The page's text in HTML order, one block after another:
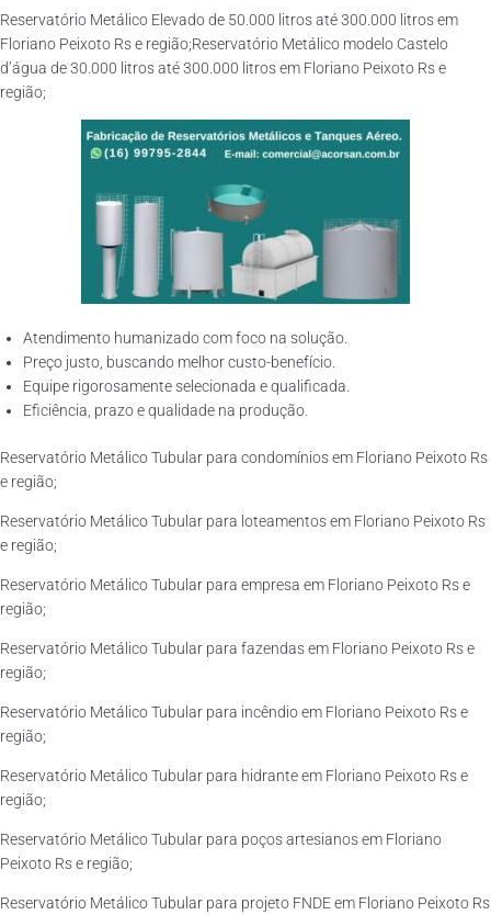
Reservatório Metálico Elevado de 50.000 litros até 300.000 litros em
Floriano Peixoto Rs e região;Reservatório Metálico modelo Castelo
d’água de 30.000 litros até 300.000 litros em Floriano Peixoto Rs e
região;
Atendimento humanizado com foco na solução.
Preço justo, buscando melhor custo-benefício.
Equipe rigorosamente selecionada e qualificada.
Eficiência, prazo e qualidade na produção.
Reservatório Metálico Tubular para condomínios em Floriano Peixoto Rs
e região;
Reservatório Metálico Tubular para loteamentos em Floriano Peixoto Rs
e região;
Reservatório Metálico Tubular para empresa em Floriano Peixoto Rs e
região;
Reservatório Metálico Tubular para fazendas em Floriano Peixoto Rs e
região;
Reservatório Metálico Tubular para incêndio em Floriano Peixoto Rs e
região;
Reservatório Metálico Tubular para hidrante em Floriano Peixoto Rs e
região;
Reservatório Metálico Tubular para poços artesianos em Floriano
Peixoto Rs e região;
Reservatório Metálico Tubular para projeto FNDE em Floriano Peixoto Rs